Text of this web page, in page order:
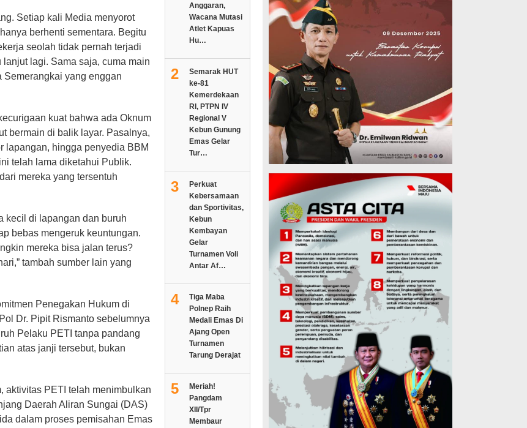
Setiap kali Media menyorot
berhenti sementara. Begitu
seolah tidak pernah terjadi
lagi. Sama saja, cuma main
Semerangkai yang enggan
kuat bahwa ada Oknum
bermain di balik layar. Pasalnya,
lapangan, hingga penyedia BBM
telah lama diketahui Publik.
mereka yang tersentuh
kecil di lapangan dan buruh
bebas mengeruk keuntungan.
mereka bisa jalan terus?
tambah sumber lain yang
Penegakan Hukum di
Dr. Pipit Rismanto sebelumnya
Pelaku PETI tanpa pandang
atas janji tersebut, bukan
aktivitas PETI telah menimbulkan
Daerah Aliran Sungai (DAS)
dalam proses pemisahan Emas
Anggaran,
Wacana Mutasi
Atlet Kapuas
Hu…
2
Semarak HUT
ke-81
Kemerdekaan
RI, PTPN IV
Regional V
Kebun Gunung
Emas Gelar
Tur…
3
Perkuat
Kebersamaan
dan Sportivitas,
Kebun
Kembayan
Gelar
Turnamen Voli
Antar Af…
4
Tiga Maba
Polnep Raih
Medali Emas Di
Ajang Open
Turnamen
Tarung Derajat
5
Meriah!
Pangdam
XII/Tpr
Membaur